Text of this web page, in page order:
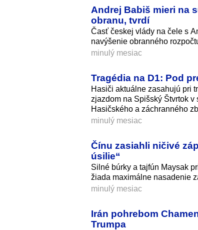
Andrej Babiš mieri na
obranu, tvrdí
Časť českej vlády na čele s
navýšenie obranného
minulý mesiac
Tragédia na D1: Pod
Hasiči aktuálne zasahujú pri
zjazdom na Spišský Štvrtok
Hasičského a záchranného
minulý mesiac
Čínu zasiahli ničivé
úsilie“
Silné búrky a tajfún Maysak
žiada maximálne nasadenie
minulý mesiac
Irán pohrebom
Trumpa